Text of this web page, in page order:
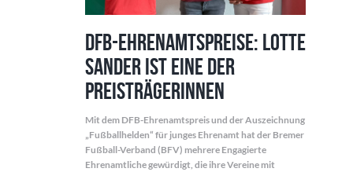
DFB-Ehrenamtspreise: Lotte
Sander ist eine der
Preisträgerinnen
Mit dem DFB-Ehrenamtspreis und der Auszeichnung
„Fußballhelden“ für junges Ehrenamt hat der Bremer
Fußball-Verband (BFV) mehrere Engagierte
Ehrenamtliche gewürdigt, die ihre Vereine mit